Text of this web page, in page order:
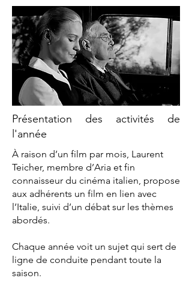
Présentation des activités de
l'année
À raison d’un film par mois, Laurent
Teicher, membre d’Aria et fin
connaisseur du cinéma italien, propose
aux adhérents un film en lien avec
l’Italie, suivi d’un débat sur les thèmes
abordés.
Chaque année voit un sujet qui sert de
ligne de conduite pendant toute la
saison.